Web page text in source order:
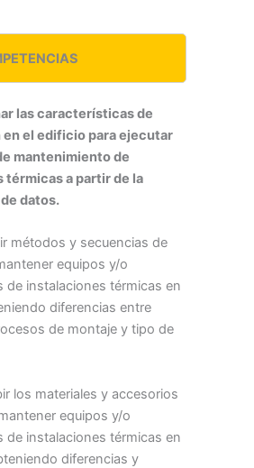
las características de
el edificio para ejecutar
mantenimiento de
térmicas a partir de la
datos.
métodos y secuencias de
equipos y/o
de instalaciones térmicas en
diferencias entre
de montaje y tipo de
los materiales y accesorios
equipos y/o
de instalaciones térmicas en
diferencias y